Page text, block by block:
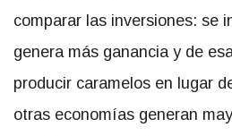
comparar las inversiones: se
genera más ganancia y de
producir caramelos en lugar
otras economías generan